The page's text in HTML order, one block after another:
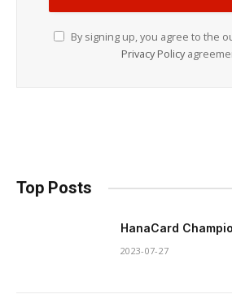
By signing up, you agree to the
Privacy Policy
Top Posts
HanaCard
2023-07-27